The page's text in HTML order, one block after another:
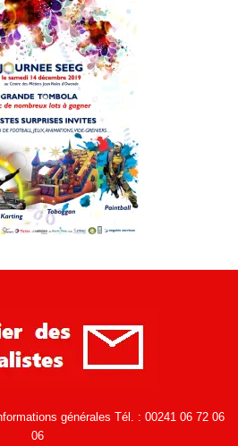
générales Tél. : 00241 06 72 06
06